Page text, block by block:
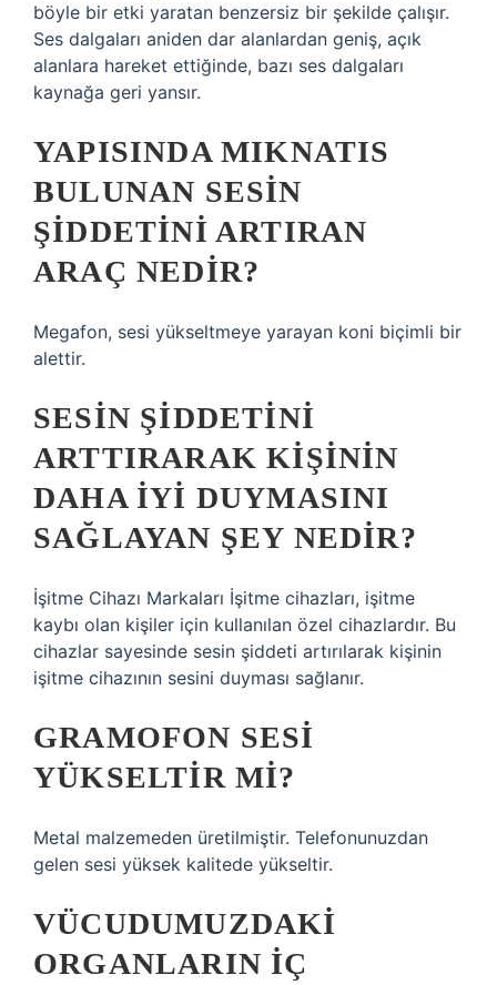
böyle bir etki yaratan benzersiz bir şekilde çalışır.
Ses dalgaları aniden dar alanlardan geniş, açık
alanlara hareket ettiğinde, bazı ses dalgaları
kaynağa geri yansır.
YAPISINDA MIKNATIS
BULUNAN SESIN
ŞIDDETINI ARTIRAN
ARAÇ NEDIR?
Megafon, sesi yükseltmeye yarayan koni biçimli bir
alettir.
SESIN ŞIDDETINI
ARTTIRARAK KIŞININ
DAHA IYI DUYMASINI
SAĞLAYAN ŞEY NEDIR?
İşitme Cihazı Markaları İşitme cihazları, işitme
kaybı olan kişiler için kullanılan özel cihazlardır. Bu
cihazlar sayesinde sesin şiddeti artırılarak kişinin
işitme cihazının sesini duyması sağlanır.
GRAMOFON SESI
YÜKSELTIR MI?
Metal malzemeden üretilmiştir. Telefonunuzdan
gelen sesi yüksek kalitede yükseltir.
VÜCUDUMUZDAKI
ORGANLARIN IÇ